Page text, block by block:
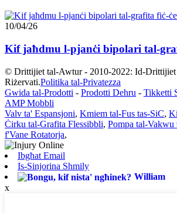
10/04/26
Kif jaħdmu l-pjanċi bipolari tal-
© Drittijiet tal-Awtur - 2010-2022: Id-Drittijiet
Riżervati.Politika tal-Privatezza
Gwida tal-Prodotti - Prodotti Dehru - Tikketti
AMP Mobbli
Valv ta' Espansjoni, Kmiem tal-Fus tas-SiC,
Ċirku tal-Grafita Flessibbli, Pompa tal-
f'Vane Rotatorja,
Ibgħat Email
Is-Sinjorina Shmily
William
x